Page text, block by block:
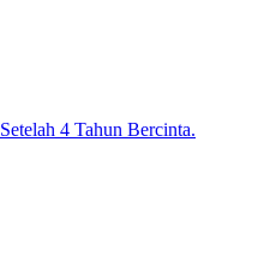
4 Tahun Bercinta.